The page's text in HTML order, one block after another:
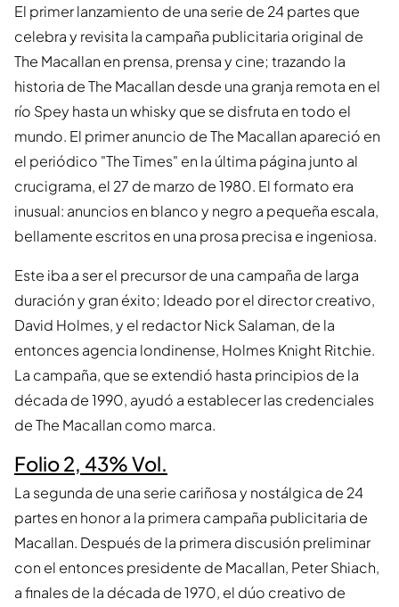
El primer lanzamiento de una serie de 24 partes que
celebra y revisita la campaña publicitaria original de
The Macallan en prensa, prensa y cine; trazando la
historia de The Macallan desde una granja remota en el
río Spey hasta un whisky que se disfruta en todo el
mundo. El primer anuncio de The Macallan apareció en
el periódico "The Times" en la última página junto al
crucigrama, el 27 de marzo de 1980. El formato era
inusual: anuncios en blanco y negro a pequeña escala,
bellamente escritos en una prosa precisa e ingeniosa.
Este iba a ser el precursor de una campaña de larga
duración y gran éxito; Ideado por el director creativo,
David Holmes, y el redactor Nick Salaman, de la
entonces agencia londinense, Holmes Knight Ritchie.
La campaña, que se extendió hasta principios de la
década de 1990, ayudó a establecer las credenciales
de The Macallan como marca.
Folio 2, 43% Vol.
La segunda de una serie cariñosa y nostálgica de 24
partes en honor a la primera campaña publicitaria de
Macallan. Después de la primera discusión preliminar
con el entonces presidente de Macallan, Peter Shiach,
a finales de la década de 1970, el dúo creativo de